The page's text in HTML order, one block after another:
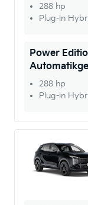
288 hp
Plug-in
Power
288 hp
Plug-in